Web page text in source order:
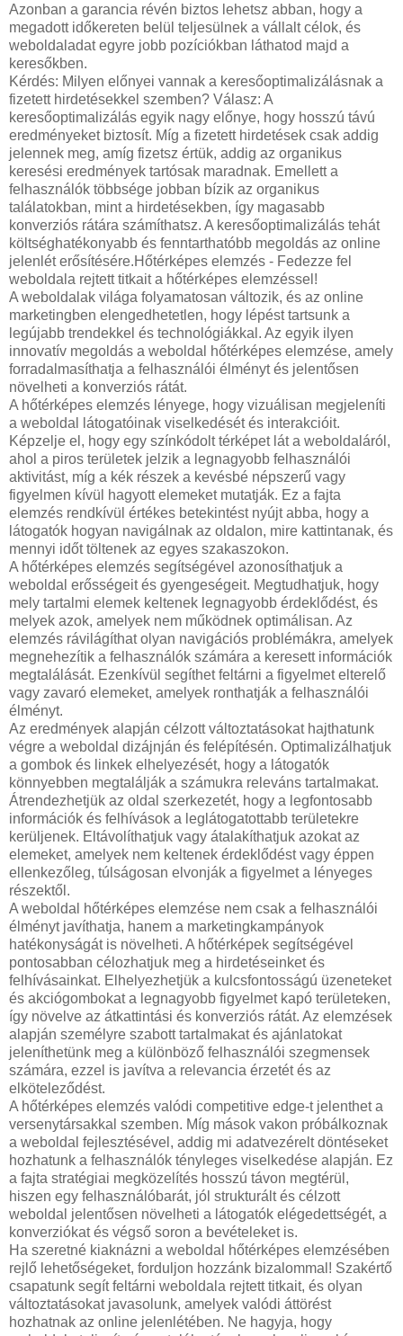
Azonban a garancia révén biztos lehetsz abban, hogy a
megadott időkereten belül teljesülnek a vállalt célok, és
weboldaladat egyre jobb pozíciókban láthatod majd a
keresőkben.
Kérdés: Milyen előnyei vannak a keresőoptimalizálásnak a
fizetett hirdetésekkel szemben? Válasz: A
keresőoptimalizálás egyik nagy előnye, hogy hosszú távú
eredményeket biztosít. Míg a fizetett hirdetések csak addig
jelennek meg, amíg fizetsz értük, addig az organikus
keresési eredmények tartósak maradnak. Emellett a
felhasználók többsége jobban bízik az organikus
találatokban, mint a hirdetésekben, így magasabb
konverziós rátára számíthatsz. A keresőoptimalizálás tehát
költséghatékonyabb és fenntarthatóbb megoldás az online
jelenlét erősítésére.Hőtérképes elemzés - Fedezze fel
weboldala rejtett titkait a hőtérképes elemzéssel!
A weboldalak világa folyamatosan változik, és az online
marketingben elengedhetetlen, hogy lépést tartsunk a
legújabb trendekkel és technológiákkal. Az egyik ilyen
innovatív megoldás a weboldal hőtérképes elemzése, amely
forradalmasíthatja a felhasználói élményt és jelentősen
növelheti a konverziós rátát.
A hőtérképes elemzés lényege, hogy vizuálisan megjeleníti
a weboldal látogatóinak viselkedését és interakcióit.
Képzelje el, hogy egy színkódolt térképet lát a weboldaláról,
ahol a piros területek jelzik a legnagyobb felhasználói
aktivitást, míg a kék részek a kevésbé népszerű vagy
figyelmen kívül hagyott elemeket mutatják. Ez a fajta
elemzés rendkívül értékes betekintést nyújt abba, hogy a
látogatók hogyan navigálnak az oldalon, mire kattintanak, és
mennyi időt töltenek az egyes szakaszokon.
A hőtérképes elemzés segítségével azonosíthatjuk a
weboldal erősségeit és gyengeségeit. Megtudhatjuk, hogy
mely tartalmi elemek keltenek legnagyobb érdeklődést, és
melyek azok, amelyek nem működnek optimálisan. Az
elemzés rávilágíthat olyan navigációs problémákra, amelyek
megnehezítik a felhasználók számára a keresett információk
megtalálását. Ezenkívül segíthet feltárni a figyelmet elterelő
vagy zavaró elemeket, amelyek ronthatják a felhasználói
élményt.
Az eredmények alapján célzott változtatásokat hajthatunk
végre a weboldal dizájnján és felépítésén. Optimalizálhatjuk
a gombok és linkek elhelyezését, hogy a látogatók
könnyebben megtalálják a számukra releváns tartalmakat.
Átrendezhetjük az oldal szerkezetét, hogy a legfontosabb
információk és felhívások a leglátogatottabb területekre
kerüljenek. Eltávolíthatjuk vagy átalakíthatjuk azokat az
elemeket, amelyek nem keltenek érdeklődést vagy éppen
ellenkezőleg, túlságosan elvonják a figyelmet a lényeges
részektől.
A weboldal hőtérképes elemzése nem csak a felhasználói
élményt javíthatja, hanem a marketingkampányok
hatékonyságát is növelheti. A hőtérképek segítségével
pontosabban célozhatjuk meg a hirdetéseinket és
felhívásainkat. Elhelyezhetjük a kulcsfontosságú üzeneteket
és akciógombokat a legnagyobb figyelmet kapó területeken,
így növelve az átkattintási és konverziós rátát. Az elemzések
alapján személyre szabott tartalmakat és ajánlatokat
jeleníthetünk meg a különböző felhasználói szegmensek
számára, ezzel is javítva a relevancia érzetét és az
elköteleződést.
A hőtérképes elemzés valódi competitive edge-t jelenthet a
versenytársakkal szemben. Míg mások vakon próbálkoznak
a weboldal fejlesztésével, addig mi adatvezérelt döntéseket
hozhatunk a felhasználók tényleges viselkedése alapján. Ez
a fajta stratégiai megközelítés hosszú távon megtérül,
hiszen egy felhasználóbarát, jól strukturált és célzott
weboldal jelentősen növelheti a látogatók elégedettségét, a
konverziókat és végső soron a bevételeket is.
Ha szeretné kiaknázni a weboldal hőtérképes elemzésében
rejlő lehetőségeket, forduljon hozzánk bizalommal! Szakértő
csapatunk segít feltárni weboldala rejtett titkait, és olyan
változtatásokat javasolunk, amelyek valódi áttörést
hozhatnak az online jelenlétében. Ne hagyja, hogy